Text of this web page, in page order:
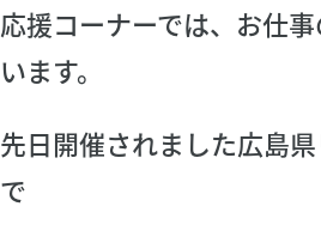
応援コーナーでは、お仕
います。
先日開催されました広島
で